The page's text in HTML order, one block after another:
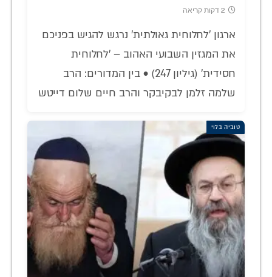
2 דקות קריאה
ארגון 'לחלוחית גאולתית' נרגש להגיש בפניכם
את המגזין השבועי האהוב – 'לחלוחית
חסידית' (גיליון 247) • בין המדורים: הרב
שלמה זלמן לבקיבקר והרב חיים שלום דייטש
טוביה בלוי